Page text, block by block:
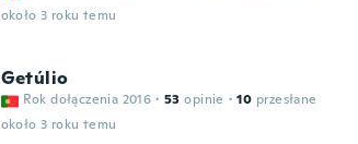
około 3 roku temu
Getúlio
Rok dołączenia 2016 · 53 opinie · 10 przesłane
około 3 roku temu